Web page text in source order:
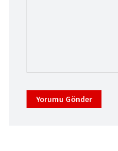
Yorumu Gönder